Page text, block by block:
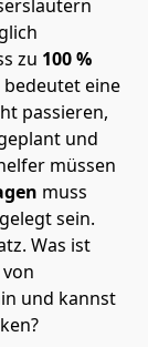
zu 100 %
bedeutet eine
passieren,
und
müssen
muss
sein.
Was ist
und kannst